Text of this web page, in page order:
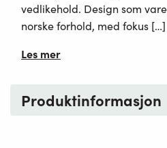
vedlikehold. Design som
norske forhold, med fokus […]
Les mer
Produktinformasjon